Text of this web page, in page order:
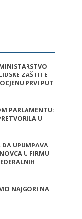
ZAŠTITE
PRVI PUT
PARLAMENTU:
U
DA UPUMPAVA
U FIRMU
NAJGORI NA